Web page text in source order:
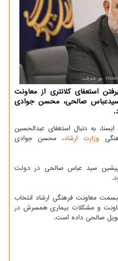
استعفای کلانتری از معاونت
صالحی، محسن جوادی
به دنبال استعفای عبدالحسین
وزارت ارشاد، محسن جوادی
سید عباس صالحی در دولت
۲۸ مهر ماه بسمت معاونت فرهنگی ارشاد انتخاب
و مشکلات بیماری همسرش در
صالحی داده است.